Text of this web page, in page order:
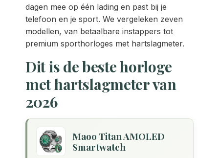
dagen mee op één lading en past bij je
telefoon en je sport. We vergeleken zeven
modellen, van betaalbare instappers tot
premium sporthorloges met hartslagmeter.
Dit is de beste horloge
met hartslagmeter van
2026
Maoo Titan AMOLED
Smartwatch